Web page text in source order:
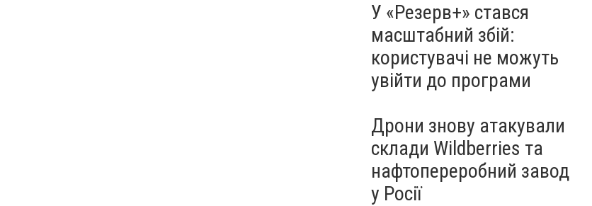
У «Резерв+» стався
масштабний збій:
користувачі не можуть
увійти до програми
Дрони знову атакували
склади Wildberries та
нафтопереробний завод
у Росії